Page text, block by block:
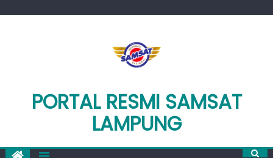
PORTAL RESMI SAMSAT
LAMPUNG